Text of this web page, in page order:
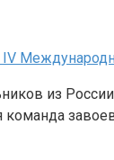
IV
из
команда